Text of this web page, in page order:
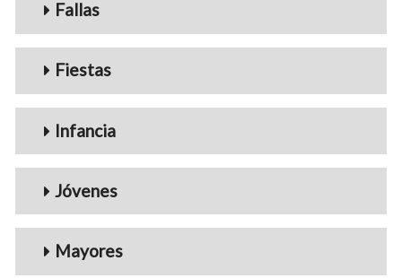
Fallas
Fiestas
Infancia
Jóvenes
Mayores